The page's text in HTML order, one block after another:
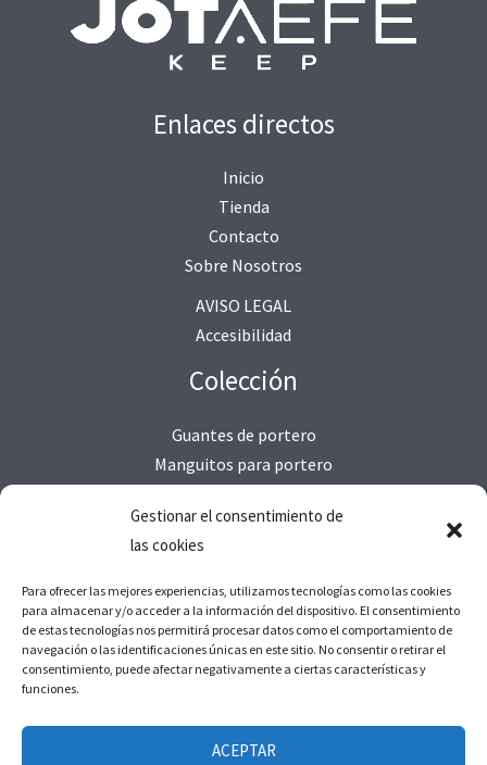
Gestionar el consentimiento de
las cookies
Para ofrecer las mejores experiencias, utilizamos tecnologías como las cookies
para almacenar y/o acceder a la información del dispositivo. El consentimiento
de estas tecnologías nos permitirá procesar datos como el comportamiento de
navegación o las identificaciones únicas en este sitio. No consentir o retirar el
consentimiento, puede afectar negativamente a ciertas características y
funciones.
ACEPTAR
Enlaces directos
Inicio
Tienda
Contacto
Sobre Nosotros
AVISO LEGAL
Accesibilidad
Colección
Guantes de portero
Manguitos para portero
Térmicas
Ofertas